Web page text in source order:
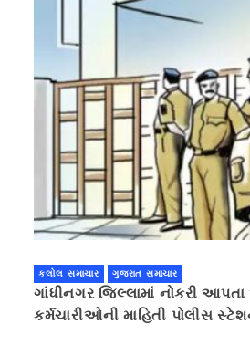
કલોલ સમાચાર ગુજરાત સમાચાર
ગાંધીનગર જિલ્લામાં નોકરી
કર્મચારીઓની માહિતી પોલીસ